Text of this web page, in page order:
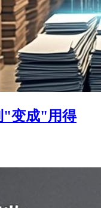
"变成"用得